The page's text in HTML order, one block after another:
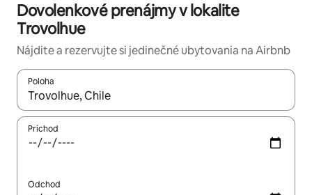
Dovolenkové prenájmy v lokalite
Trovolhue
Nájdite a rezervujte si jedinečné ubytovania na Airbnb
Poloha
Keď budú výsledky k dispozícii, môžete si ich prechádzať
Príchod
Odchod